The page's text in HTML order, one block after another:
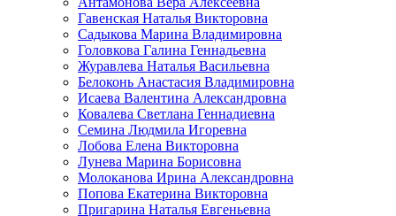
Гавенская Наталья Викторовна
Садыкова Марина Владимировна
Головкова Галина Геннадьевна
Журавлева Наталья Васильевна
Белоконь Анастасия Владимировна
Исаева Валентина Александровна
Ковалева Светлана Геннадиевна
Семина Людмила Игоревна
Лобова Елена Викторовна
Лунева Марина Борисовна
Молоканова Ирина Александровна
Попова Екатерина Викторовна
Пригарина Наталья Евгеньевна